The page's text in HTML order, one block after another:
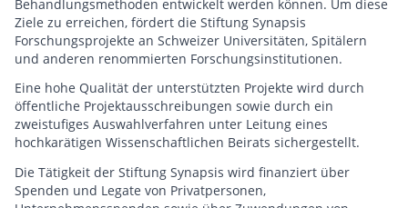
Behandlungsmethoden entwickelt werden können. Um diese
Ziele zu erreichen, fördert die Stiftung Synapsis
Forschungsprojekte an Schweizer Universitäten, Spitälern
und anderen renommierten Forschungsinstitutionen.
Eine hohe Qualität der unterstützten Projekte wird durch
öffentliche Projektausschreibungen sowie durch ein
zweistufiges Auswahlverfahren unter Leitung eines
hochkarätigen Wissenschaftlichen Beirats sichergestellt.
Die Tätigkeit der Stiftung Synapsis wird finanziert über
Spenden und Legate von Privatpersonen,